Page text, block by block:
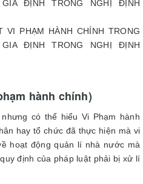
PHẠM HÀNH CHÍNH TRONG
ĐỊNH TRONG NGHỊ ĐỊNH
hành chính)
có thể hiểu Vi Phạm hành
hay tổ chức đã thực hiện mà vi
hoạt động quản lí nhà nước mà
định của pháp luật phải bị xử lí